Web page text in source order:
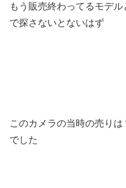
もう販売終わってるモデ
で探さないとないはず
このカメラの当時の売りは
でした